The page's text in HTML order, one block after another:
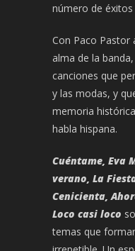
número de
Con Paco Pastor
alma de la
canciones que
y las modas, y
memoria
habla hispana.
Cuéntame, Eva
verano, La
Cenicienta,
Loco casi loco
temas que